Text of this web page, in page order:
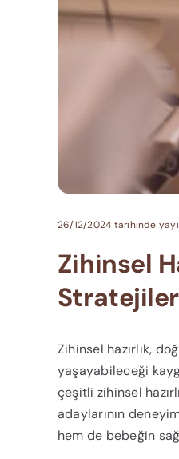
26/12/2024 tarihinde
Zihinsel
Zihinsel hazırlık,
yaşayabileceği
çeşitli zihinsel
adaylarının
hem de bebeğin